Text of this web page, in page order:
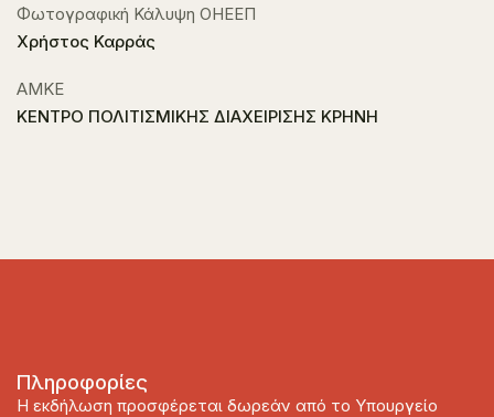
Φωτογραφική Κάλυψη ΟΗΕΕΠ
Χρήστος Καρράς
ΑΜΚΕ
ΚΕΝΤΡΟ ΠΟΛΙΤΙΣΜΙΚΗΣ ΔΙΑΧΕΙΡΙΣΗΣ ΚΡΗΝΗ
Πληροφορίες
Η εκδήλωση προσφέρεται δωρεάν από το Υπουργείο